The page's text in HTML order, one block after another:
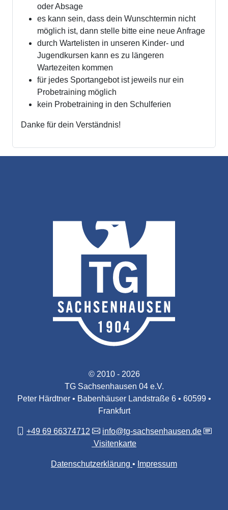
oder Absage
es kann sein, dass dein Wunschtermin nicht
möglich ist, dann stelle bitte eine neue Anfrage
durch Wartelisten in unseren Kinder- und
Jugendkursen kann es zu längeren
Wartezeiten kommen
für jedes Sportangebot ist jeweils nur ein
Probetraining möglich
kein Probetraining in den Schulferien
Danke für dein Verständnis!
© 2010 - 2026
TG Sachsenhausen 04 e.V.
Peter Härdtner • Babenhäuser Landstraße 6 • 60599 •
Frankfurt
+49 69 66374712
info@tg-sachsenhausen.de
Visitenkarte
Datenschutzerklärung Impressum